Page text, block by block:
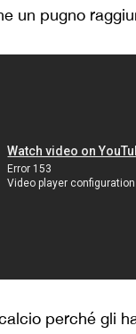
un pugno
perché gli